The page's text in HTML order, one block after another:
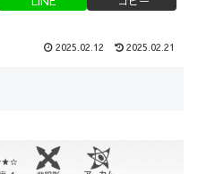
2025.02.12 2025.02.21